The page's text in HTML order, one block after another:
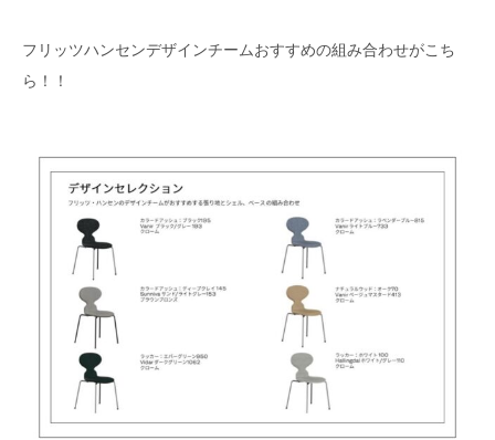
フリッツハンセンデザインチームおすすめの組み合わせがこち
ら！！